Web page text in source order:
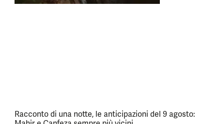
Racconto di una notte, le anticipazioni del 9 agosto: